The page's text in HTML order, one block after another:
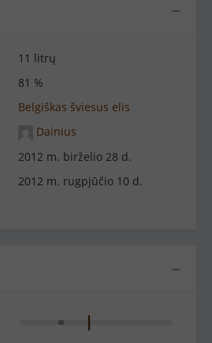
−
11 litrų
81 %
Belgiškas šviesus elis
Dainius
2012 m. birželio 28 d.
2012 m. rugpjūčio 10 d.
−